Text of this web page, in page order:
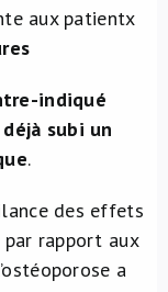
aux patientx
indiqué
subi un
.
des effets
rapport aux
a